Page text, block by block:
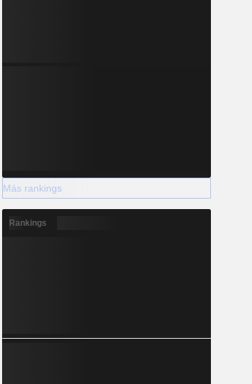
Más rankings
Rankings